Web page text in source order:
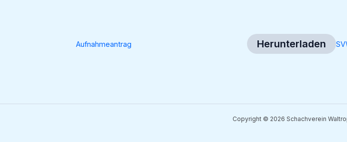
Aufnahmeantrag Herunterladen
Copyright © 2026 Schachverein